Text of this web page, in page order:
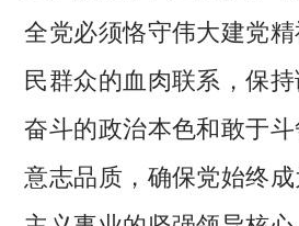
全党必须恪守伟大建党
民群众的血肉联系，保
奋斗的政治本色和敢于
意志品质，确保党始终